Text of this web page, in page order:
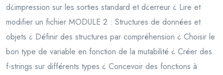
d¿impression sur les sorties standard et d¿erreur ¿ Lire et
modifier un fichier MODULE 2 : Structures de données et
objets ¿ Définir des structures par compréhension ¿ Choisir le
bon type de variable en fonction de la mutabilité ¿ Créer des
f-strings sur différents types ¿ Concevoir des fonctions à